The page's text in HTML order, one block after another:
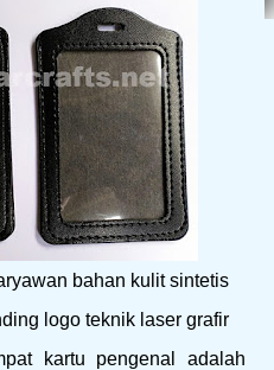
bahan kulit sintetis
logo teknik laser grafir
kartu pengenal adalah